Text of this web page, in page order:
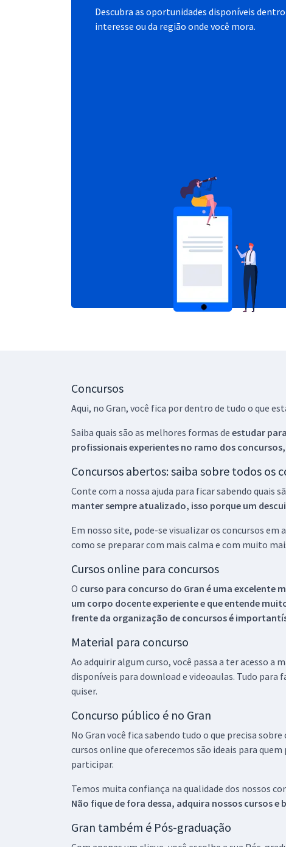
Descubra as oportunidades disponíveis dentro
interesse ou da região onde você mora.
Concursos
Aqui, no Gran, você fica por dentro de tudo o que
Saiba quais são as melhores formas de estudar
profissionais experientes no ramo dos
Concursos abertos: saiba sobre todos os
Conte com a nossa ajuda para ficar sabendo quais
manter sempre atualizado, isso porque um
Em nosso site, pode-se visualizar os concursos
como se preparar com mais calma e com muito
Cursos online para concursos
O curso para concurso do Gran é uma excelente
um corpo docente experiente e que entende
frente da organização de concursos é
Material para concurso
Ao adquirir algum curso, você passa a ter acesso
disponíveis para download e videoaulas. Tudo
quiser.
Concurso público é no Gran
No Gran você fica sabendo tudo o que precisa
cursos online que oferecemos são ideais para
participar.
Temos muita confiança na qualidade dos nossos
Não fique de fora dessa, adquira nossos cursos
Gran também é Pós-graduação